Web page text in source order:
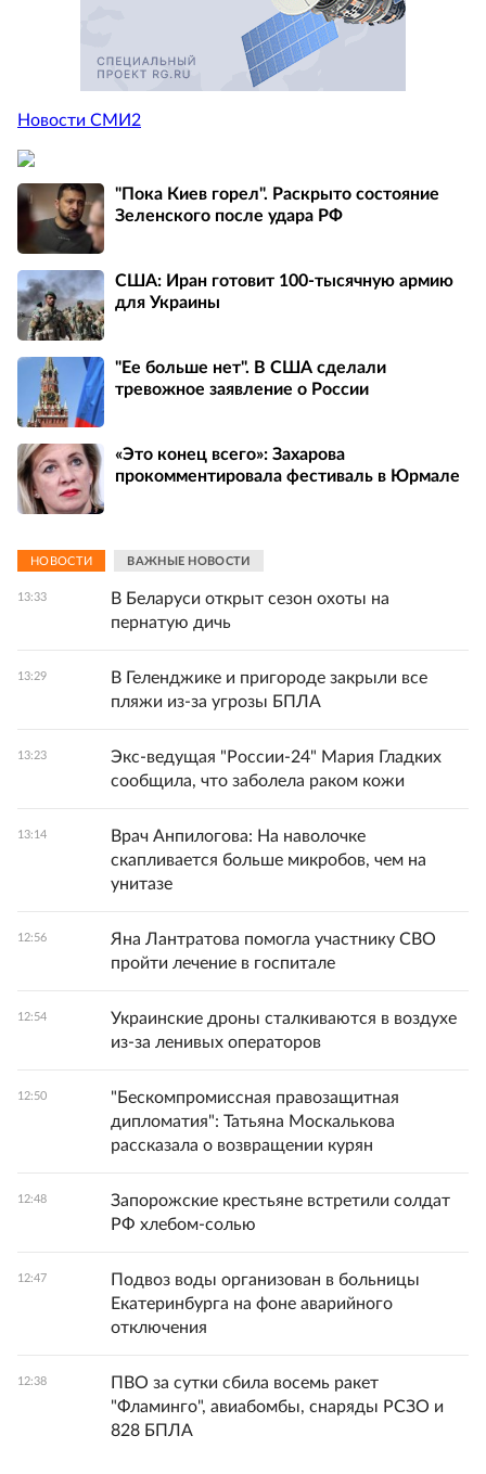
Новости СМИ2
"Пока Киев горел". Раскрыто состояние
Зеленского после удара РФ
США: Иран готовит 100-тысячную армию
для Украины
"Ее больше нет". В США сделали
тревожное заявление о России
«Это конец всего»: Захарова
прокомментировала фестиваль в Юрмале
НОВОСТИ ВАЖНЫЕ НОВОСТИ
13:33
В Беларуси открыт сезон охоты на
пернатую дичь
13:29
В Геленджике и пригороде закрыли все
пляжи из-за угрозы БПЛА
13:23
Экс-ведущая "России-24" Мария Гладких
сообщила, что заболела раком кожи
13:14
Врач Анпилогова: На наволочке
скапливается больше микробов, чем на
унитазе
12:56
Яна Лантратова помогла участнику СВО
пройти лечение в госпитале
12:54
Украинские дроны сталкиваются в воздухе
из-за ленивых операторов
12:50
"Бескомпромиссная правозащитная
дипломатия": Татьяна Москалькова
рассказала о возвращении курян
12:48
Запорожские крестьяне встретили солдат
РФ хлебом-солью
12:47
Подвоз воды организован в больницы
Екатеринбурга на фоне аварийного
отключения
12:38
ПВО за сутки сбила восемь ракет
"Фламинго", авиабомбы, снаряды РСЗО и
828 БПЛА